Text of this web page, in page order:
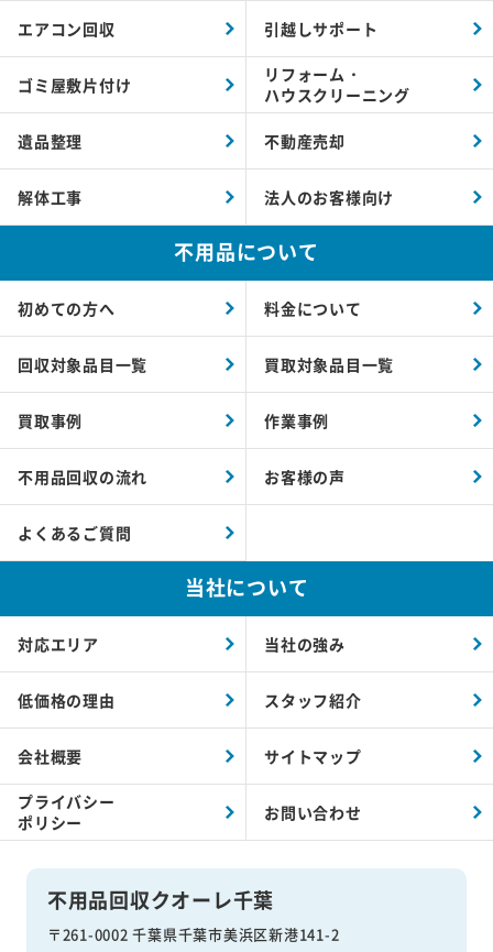
不用品回収クオーレ千葉
〒261-0002 千葉県千葉市美浜区新港141-2
エアコン回収 引越しサポート
ゴミ屋敷片付け
リフォーム・
ハウスクリーニング
遺品整理 不動産売却
解体工事 法人のお客様向け
不用品について
初めての方へ 料金について
回収対象品目一覧 買取対象品目一覧
買取事例 作業事例
不用品回収の流れ お客様の声
よくあるご質問
当社について
対応エリア 当社の強み
低価格の理由 スタッフ紹介
会社概要 サイトマップ
プライバシー
ポリシー
お問い合わせ